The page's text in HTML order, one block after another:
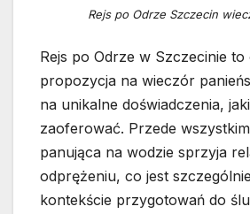
Rejs po Odrze Szczecin
Rejs po Odrze w Szczecinie to
propozycja na wieczór
na unikalne doświadczenia,
zaoferować. Przede
panująca na wodzie sprzyja
odprężeniu, co jest
kontekście przygotowań do